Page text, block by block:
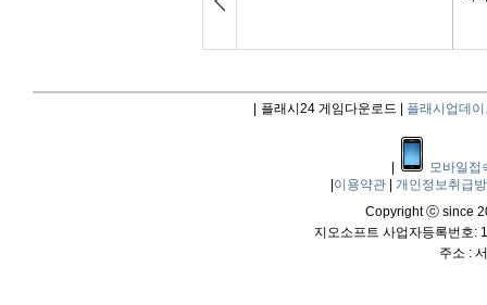
플래시24 게임다운로드 | 플래시업데이
모바일접
이용약관
개인정보취급
Copyright ⓒ since
지오소프트 사업자등록번호:
주소 :